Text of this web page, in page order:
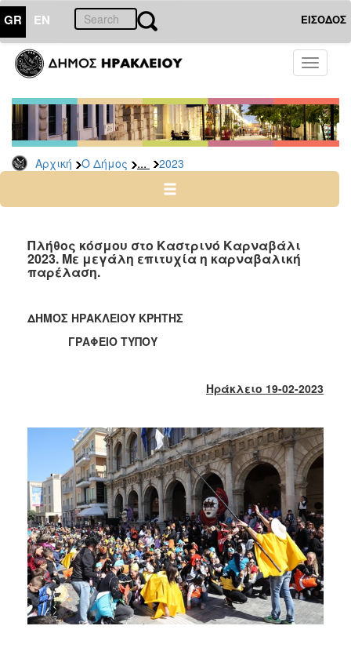
GR EN ΕΙΣΟΔΟΣ
Toggle
Αρχική Ο Δήμος ... 2023
ΔΗΜΟΣ
Δελτία
Τύπου
Αρχείο
2026
2024
2022
2021
2015
2013
2012
2011
2010
2006
Πλήθος κόσμου στο Καστρινό Καρναβάλι
2023. Με μεγάλη επιτυχία η καρναβαλική
παρέλαση.
ΔΗΜΟΣ ΗΡΑΚΛΕΙΟΥ ΚΡΗΤΗΣ
ΓΡΑΦΕΙΟ ΤΥΠΟΥ
Ηράκλειο 19-02-2023